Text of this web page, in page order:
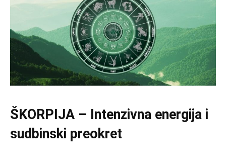
ŠKORPIJA – Intenzivna energija i
sudbinski preokret